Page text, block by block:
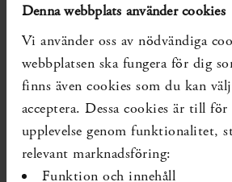
Denna webbplats använder cookies
Vi använder oss av nödvändiga
webbplatsen ska fungera för dig
finns även cookies som du kan
acceptera. Dessa cookies är till
upplevelse genom funktionalitet,
relevant marknadsföring:
Funktion och innehåll
beslutsfattare. Även beslut som
bråttom bör så långt som möjligt
tillgänglig vetenskaplig kunskap,
en viktig roll att spela, säger
generaldirektör Britta Björkholm.
Processen baseras på SBU:s
att ta fram vetenskapliga